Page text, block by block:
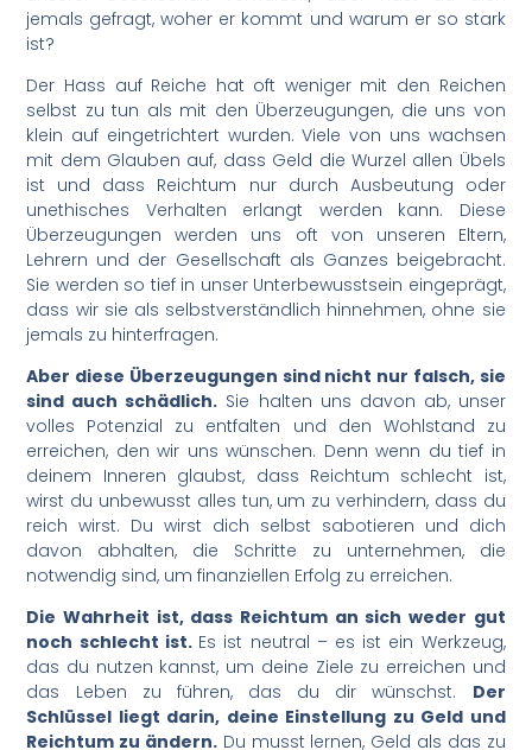
jemals gefragt, woher er kommt und warum er so stark
ist?
Der Hass auf Reiche hat oft weniger mit den Reichen
selbst zu tun als mit den Überzeugungen, die uns von
klein auf eingetrichtert wurden. Viele von uns wachsen
mit dem Glauben auf, dass Geld die Wurzel allen Übels
ist und dass Reichtum nur durch Ausbeutung oder
unethisches Verhalten erlangt werden kann. Diese
Überzeugungen werden uns oft von unseren Eltern,
Lehrern und der Gesellschaft als Ganzes beigebracht.
Sie werden so tief in unser Unterbewusstsein eingeprägt,
dass wir sie als selbstverständlich hinnehmen, ohne sie
jemals zu hinterfragen.
Aber diese Überzeugungen sind nicht nur falsch, sie
sind auch schädlich. Sie halten uns davon ab, unser
volles Potenzial zu entfalten und den Wohlstand zu
erreichen, den wir uns wünschen. Denn wenn du tief in
deinem Inneren glaubst, dass Reichtum schlecht ist,
wirst du unbewusst alles tun, um zu verhindern, dass du
reich wirst. Du wirst dich selbst sabotieren und dich
davon abhalten, die Schritte zu unternehmen, die
notwendig sind, um finanziellen Erfolg zu erreichen.
Die Wahrheit ist, dass Reichtum an sich weder gut
noch schlecht ist. Es ist neutral – es ist ein Werkzeug,
das du nutzen kannst, um deine Ziele zu erreichen und
das Leben zu führen, das du dir wünschst. Der
Schlüssel liegt darin, deine Einstellung zu Geld und
Reichtum zu ändern. Du musst lernen, Geld als das zu